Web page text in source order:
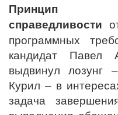
Принцип
справедливости
программных
кандидат Павел
выдвинул лозунг
Курил – в
задача